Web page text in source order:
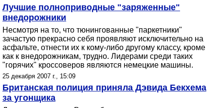
Лучшие полноприводные "заряженные"
внедорожники
Несмотря на то, что тюнингованные "паркетники"
зачастую прекрасно себя проявляют исключительно на
асфальте, отнести их к кому-либо другому классу, кроме
как к внедорожникам, трудно. Лидерами среди таких
"горячих" кроссоверов являются немецкие машины.
25 декабря 2007 г., 15:09
Британская полиция приняла Дэвида Бекхема
за угонщика